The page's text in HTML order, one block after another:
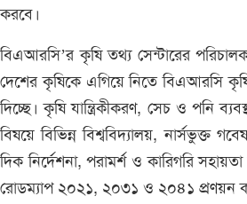
করবে।
বিএআরসি’র কৃষি তথ্য সেন্টারের
দেশের কৃষিকে এগিয়ে নিতে বিএআরসি
দিচ্ছে। কৃষি যান্ত্রিকীকরণ, সেচ ও পনি
বিষয়ে বিভিন্ন বিশ্ববিদ্যালয়, নার্সভুক্ত
দিক নির্দেশনা, পরামর্শ ও কারিগরি সহায়তা
রোডম্যাপ ২০২১, ২০৩১ ও ২০৪১ প্রণয়ন